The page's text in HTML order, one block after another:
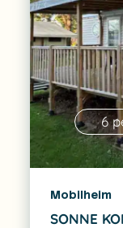
6
Mobilheim
SONNE